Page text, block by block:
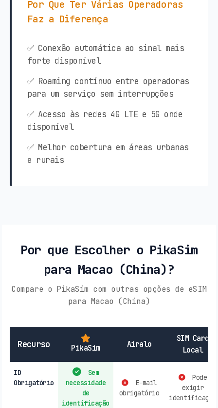
Por Que Ter Várias Operadoras
Faz a Diferença
✅ Conexão automática ao sinal mais
forte disponível
✅ Roaming contínuo entre operadoras
para um serviço sem interrupções
✅ Acesso às redes 4G LTE e 5G onde
disponível
✅ Melhor cobertura em áreas urbanas
e rurais
Por que Escolher o PikaSim
para Macao (China)?
Compare o PikaSim com outras opções de eSIM
para Macao (China)
Recurso PikaSim Airalo
SIM Card
Local
ID
Obrigatório
Sem
necessidade
de
identificação
E-mail
obrigatório
Pode
exigir
identificação